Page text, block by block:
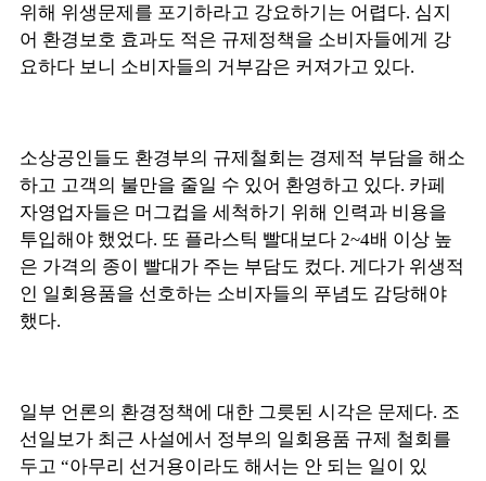
위해 위생문제를 포기하라고 강요하기는 어렵다. 심지
어 환경보호 효과도 적은 규제정책을 소비자들에게 강
요하다 보니 소비자들의 거부감은 커져가고 있다.
소상공인들도 환경부의 규제철회는 경제적 부담을 해소
하고 고객의 불만을 줄일 수 있어 환영하고 있다. 카페
자영업자들은 머그컵을 세척하기 위해 인력과 비용을
투입해야 했었다. 또 플라스틱 빨대보다 2~4배 이상 높
은 가격의 종이 빨대가 주는 부담도 컸다. 게다가 위생적
인 일회용품을 선호하는 소비자들의 푸념도 감당해야
했다.
일부 언론의 환경정책에 대한 그릇된 시각은 문제다. 조
선일보가 최근 사설에서 정부의 일회용품 규제 철회를
두고 “아무리 선거용이라도 해서는 안 되는 일이 있